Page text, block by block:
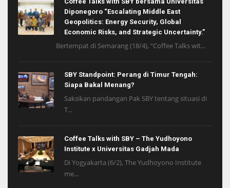
Diponegoro “Escalating Middle East
Geopolitics: Energy Security, Global
Economic Risks, and Strategic Uncertainty.”
Bertempat di Semarang (18/4), “Coffee Talks wit...
SBY Standpoint: Perang di Timur Tengah:
Siapa Bakal Menang?
Saksikan pandangan Pak SBY tentang situasi di
T...
Coffee Talks with SBY – The Yudhoyono
Institute x Universitas Gadjah Mada
Di Yogyakarta (6/2), The Yudhoyono Institute
me...